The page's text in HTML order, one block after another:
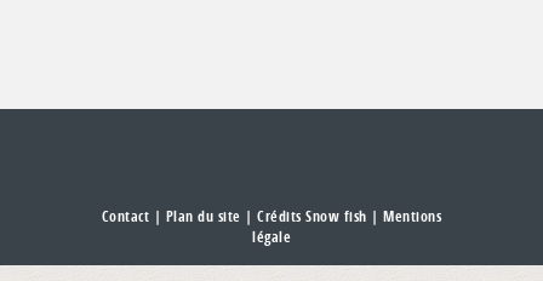
Contact | Plan du site | Crédits Snow fish |Mentions
légale